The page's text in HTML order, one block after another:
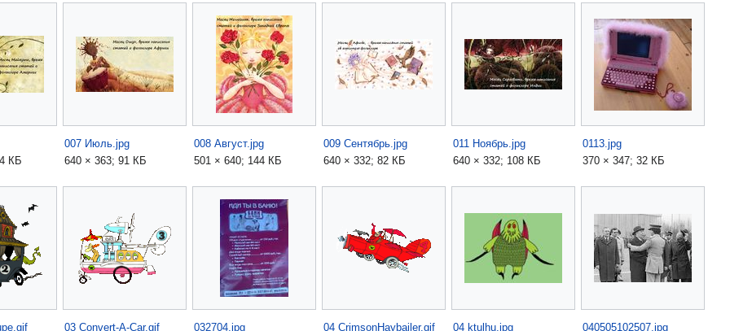
КБ
007 Июль.jpg
640 × 363; 91 КБ
008 Август.jpg
501 × 640; 144 КБ
009 Сентябрь.jpg
640 × 332; 82 КБ
011 Ноябрь.jpg
640 × 332; 108 КБ
0113.jpg
370 × 347; 32 КБ
03 Convert-A-Car.gif
032704.jpg
04 CrimsonHaybailer.gif
04 ktulhu.jpg
040505102507.jpg